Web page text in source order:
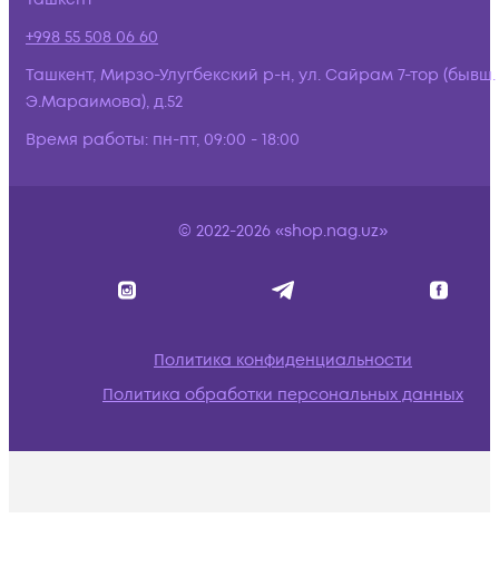
+998 55 508 06 60
Ташкент, Мирзо-Улугбекский р-н, ул. Сайрам 7-тор (бывш.
Э.Мараимова), д.52
Время работы: пн-пт, 09:00 - 18:00
© 2022-2026 «shop.nag.uz»
Политика конфиденциальности
Политика обработки персональных данных